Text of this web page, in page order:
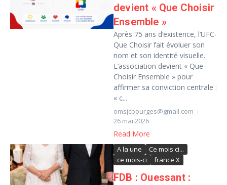
devient « Que Choisir
Ensemble »
Après 75 ans d’existence, l’UFC-
Que Choisir fait évoluer son
nom et son identité visuelle.
L’association devient « Que
Choisir Ensemble » pour
affirmer sa conviction centrale :
« c...
omsjcbourges@gmail.com
26 mai 2026
Read More
A la une
Ce mois ci...
ce mois-ci
france X
FDB : Ouessant :